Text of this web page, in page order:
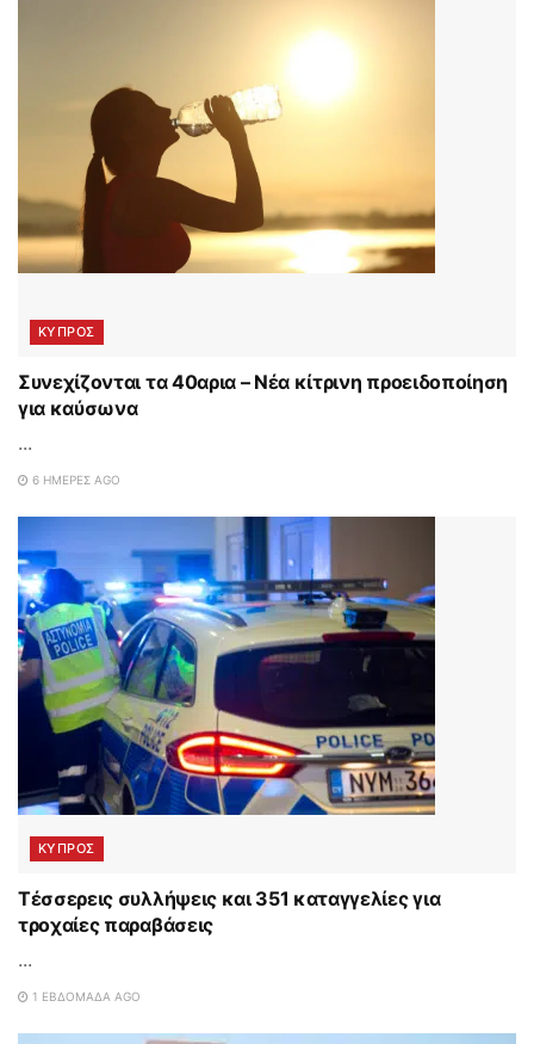
ΚΥΠΡΟΣ
Συνεχίζονται τα 40αρια – Νέα κίτρινη προειδοποίηση
για καύσωνα
...
6 ΗΜΈΡΕΣ AGO
ΚΥΠΡΟΣ
Τέσσερεις συλλήψεις και 351 καταγγελίες για
τροχαίες παραβάσεις
...
1 ΕΒΔΟΜΆΔΑ AGO